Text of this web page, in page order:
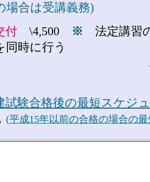
場合は受講義務)
付 \4,500 ※ 法定講習
同時に行う
がで
試験合格後の最短スケジ
(平成15年以前の合格の場合の